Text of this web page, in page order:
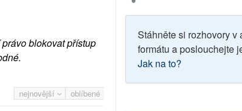
blokovat přístup
nejnovější oblíbené
Stáhněte si rozhovory v
formátu a poslouchejte
Jak na to?